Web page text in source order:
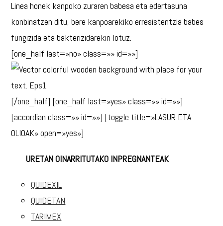
Linea honek kanpoko zuraren babesa eta edertasuna
konbinatzen ditu, bere kanpoarekiko erresistentzia babes
fungizida eta bakterizidarekin lotuz.
[one_half last=»no» class=»» id=»»]
[/one_half] [one_half last=»yes» class=»» id=»»]
[accordian class=»» id=»»] [toggle title=»LASUR ETA
OLIOAK» open=»yes»]
URETAN OINARRITUTAKO INPREGNANTEAK
QUIDEXIL
QUIDETAN
TARIMEX